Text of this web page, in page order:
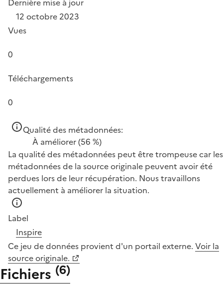
12 octobre 2023
Vues
0
Téléchargements
0
Qualité des métadonnées:
À améliorer(56 %)
La qualité des métadonnées peut être trompeuse car les
métadonnées de la source originale peuvent avoir été
perdues lors de leur récupération. Nous travaillons
actuellement à améliorer la situation.
Label
Inspire
Ce jeu de données provient d'un portail externe. Voir la
source originale.
Fichiers (6)